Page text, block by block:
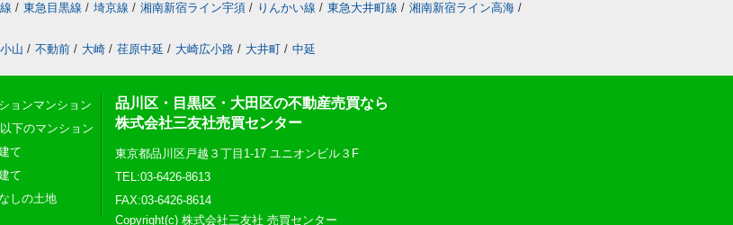
/ 東急目黒線 / 埼京線 / 湘南新宿ライン宇須 / りんかい線 / 東急大井町線 / 湘南新宿ライン高海 /
山 / 不動前 / 大崎 / 荏原中延 / 大崎広小路 / 大井町 / 中延
ョンマンション
下のマンション
て
て
しの土地
品川区・目黒区・大田区の不動産売買なら
株式会社三友社売買センター
東京都品川区戸越３丁目1-17 ユニオンビル３F
TEL:03-6426-8613
FAX:03-6426-8614
Copyright(c) 株式会社三友社 売買センター